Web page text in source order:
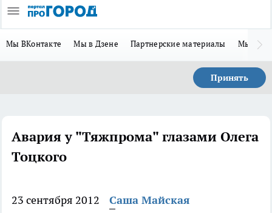
Мы ВКонтакте Мы в Дзене Партнерские материалы Мы в
Принять
Авария у "Тяжпрома" глазами Олега
Тоцкого
23 сентября 2012 Саша Майская